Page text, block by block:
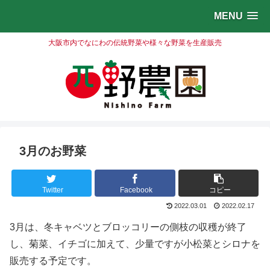
MENU
大阪市内でなにわの伝統野菜や様々な野菜を生産販売
3月のお野菜
Twitter Facebook コピー
2022.03.01 2022.02.17
3月は、冬キャベツとブロッコリーの側枝の収穫が終了
し、菊菜、イチゴに加えて、少量ですが小松菜とシロナを
販売する予定です。